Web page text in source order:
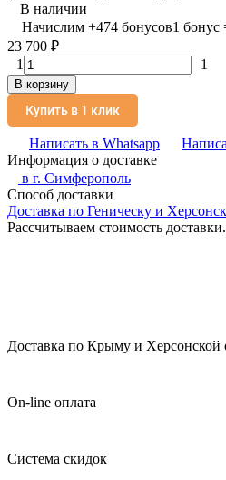
В наличии
Начислим +474 бонусов1 бонус
23 700 ₽
1
1
В корзину
Купить в 1 клик
Написать в Whatsapp
Информация о доставке
в г. Симферополь
Способ доставки
Доставка по Геническу и
Рассчитываем стоимость
Доставка по Крыму и Херсонской
On-line оплата
Система скидок